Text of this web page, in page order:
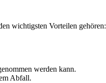
wichtigsten Vorteilen gehören:
werden kann.
Abfall.